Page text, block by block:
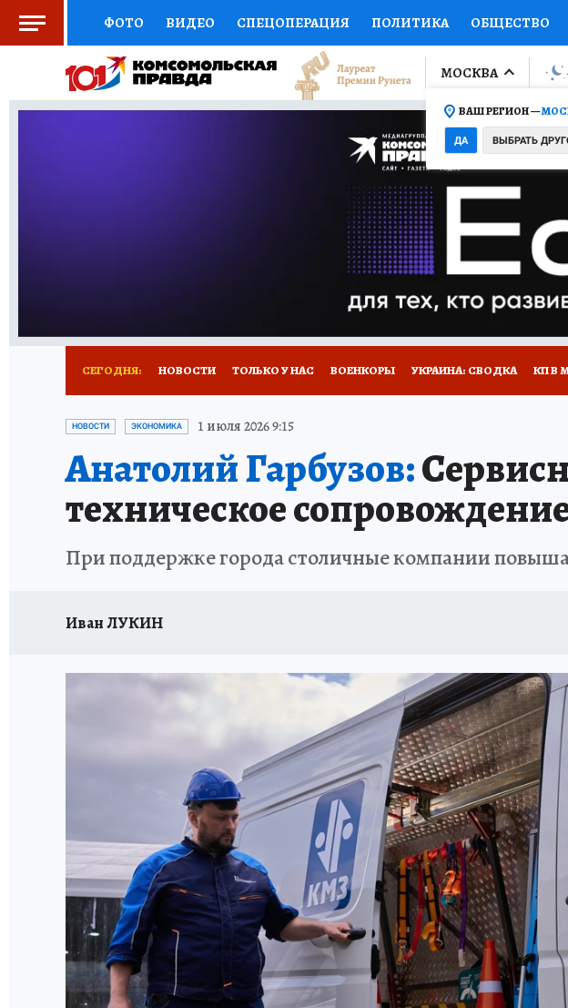
ФОТО ВИДЕО СПЕЦОПЕРАЦИЯ ПОЛИТИКА ОБЩЕСТВО
СОЦПОДДЕРЖКА НАУКА СПОРТ КОЛУМНИСТЫ
ВЫБОР ЭКСПЕРТОВ ДОКТОР ФИНАНСЫ ОТКРЫВАЕМ МИР
ПРОГНОЗЫ НА СПОРТ ПРОМОКОДЫ
ТЕЛЕВИЗОР КОЛЛЕКЦИИ
НОВОЕ НА САЙТЕ
МОСКВА
ВАШ РЕГИОН —
ДА ВЫБРАТЬ
СЕГОДНЯ: НОВОСТИ ТОЛЬКО У НАС ВОЕНКОРЫ УКРАИНА: СВОДКА КП В
ИСПЫТАНО НА СЕБЕ
НОВОСТИ ЭКОНОМИКА 1 июля 2026 9:15
Анатолий Гарбузов:
техническое
При поддержке города столичные компании
Иван ЛУКИН